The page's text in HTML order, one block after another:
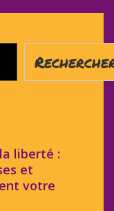
liberté :
et
votre